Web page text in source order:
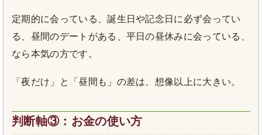
定期的に会っている、誕生日や記念日に必ず会ってい
る、昼間のデートがある、平日の昼休みに会っている、
なら本気の方です。
「夜だけ」と「昼間も」の差は、想像以上に大きい。
判断軸③：お金の使い方